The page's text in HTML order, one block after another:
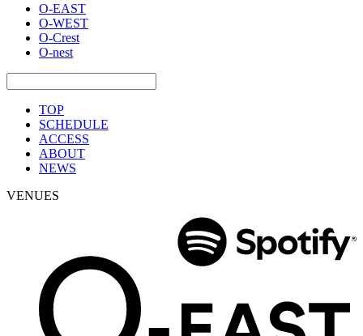
O-EAST
O-WEST
O-Crest
O-nest
TOP
SCHEDULE
ACCESS
ABOUT
NEWS
VENUES